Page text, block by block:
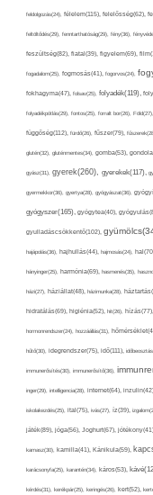
feldolgozás(24), félelem(115), felelősség(62),
feltöltődés(29), fenntarthatóság(29), fény(36),
feszültség(82), fiatal(39), figyelem(69),
fogadalom(25), fogmosás(41), fogorvos(24),
fokhagyma(47), folsav(25), folyadék(119),
folyadékpótlás(29), fontos(25), forralt bor(26), Föld(27),
függőség(112), fürdő(26), fűszer(79),
glutén(32), gluténmentes(34), gomba(53),
gyász(31), gyerek(260), gyerekek(117),
gyermekkor(36), gyertya(28), gyógyászat(36),
gyógyszer(165), gyógytea(40),
gyulladáscsökkentő(102),
hajápolás(36), hajhullás(44), hajmosás(24),
hányinger(25), harmónia(69), hasmenés(35),
házi(27), háziállat(48), házimunka(28),
hidratálás(69), higiénia(52), hit(26), hízás(77),
hormonrendszer(24), hozzáállás(31),
hűtő(30), idegrendszer(75), idő(111),
immunerősítés(30), immunerősítő(36),
inger(29), intelligencia(28), internet(64), inzulin(42),
iskolakezdés(25), ital(75), ivás(27), íz(39),
játék(89), jóga(56), Joghurt(67), jótékony(41),
kamasz(30), kamilla(41), Kánikula(59),
karácsonyfa(25), karantén(34), káros(53),
kérdés(31), kerékpár(25), keringés(26), kert(52),